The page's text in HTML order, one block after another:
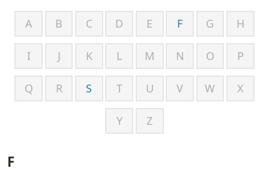
A B C D E F G H
I J K L M N O P
Q R S T U V W X
Y Z
F